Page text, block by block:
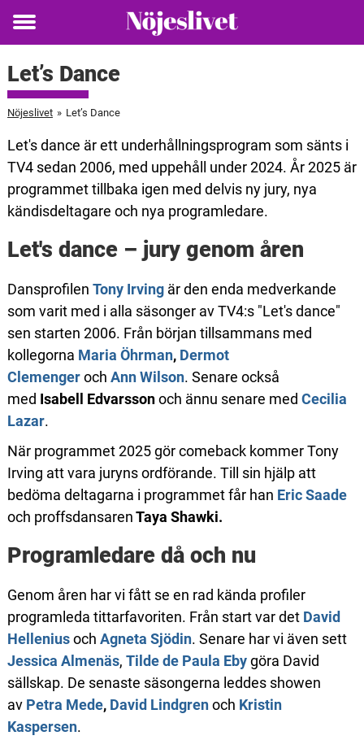
Toggle
Let’s Dance
Nöjeslivet » Let’s Dance
Let's dance är ett underhållningsprogram som sänts i
TV4 sedan 2006, med uppehåll under 2024. År 2025 är
programmet tillbaka igen med delvis ny jury, nya
kändisdeltagare och nya programledare.
Let's dance – jury genom åren
Dansprofilen Tony Irvingär den enda medverkande
som varit med i alla säsonger av TV4:s "Let's dance"
sen starten 2006. Från början tillsammans med
kollegorna Maria Öhrman, Dermot
Clemengeroch Ann Wilson. Senare också
med Isabell Edvarssonoch ännu senare med Cecilia
Lazar.
När programmet 2025 gör comeback kommer Tony
Irving att vara juryns ordförande. Till sin hjälp att
bedöma deltagarna i programmet får han Eric Saade
och proffsdansarenTaya Shawki.
Programledare då och nu
Genom åren har vi fått se en rad kända profiler
programleda tittarfavoriten. Från start var det David
Helleniusoch Agneta Sjödin. Senare har vi även sett
Jessica Almenäs, Tilde de Paula Ebygöra David
sällskap. De senaste säsongerna leddes showen
av Petra Mede, David Lindgrenoch Kristin
Kaspersen.